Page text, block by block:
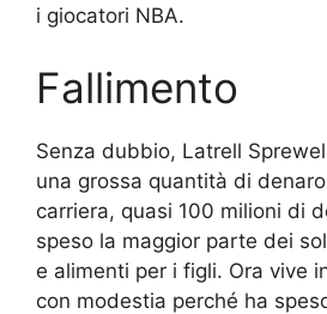
i giocatori NBA.
Fallimento
Senza dubbio, Latrell
una grossa quantità di
carriera, quasi 100 milioni di
speso la maggior parte dei
e alimenti per i figli. Ora vive
con modestia perché ha